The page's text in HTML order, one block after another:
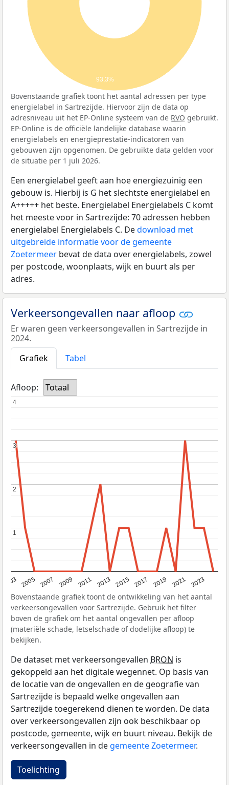
93,3%
Bovenstaande grafiek toont het aantal adressen per type
energielabel in Sartrezijde. Hiervoor zijn de data op
adresniveau uit het EP-Online systeem van de RVO gebruikt.
EP-Online is de officiële landelijke database waarin
energielabels en energieprestatie-indicatoren van
gebouwen zijn opgenomen. De gebruikte data gelden voor
de situatie per 1 juli 2026.
Een energielabel geeft aan hoe energiezuinig een
gebouw is. Hierbij is G het slechtste energielabel en
A+++++ het beste. Energielabel Energielabels C komt
het meeste voor in Sartrezijde: 70 adressen hebben
energielabel Energielabels C. Dedownload met
uitgebreide informatie voor de gemeente
Zoetermeer bevat de data over energielabels, zowel
per postcode, woonplaats, wijk en buurt als per
adres.
Verkeersongevallen naar afloop
Er waren geen verkeersongevallen in Sartrezijde in
2024.
Grafiek
Tabel
Afloop: Totaal
2003 2005 2007 2009 2011 2013 2015 2017 2019 2021 2023
1
1
2
2
3
3
4
4
Bovenstaande grafiek toont de ontwikkeling van het aantal
verkeersongevallen voor Sartrezijde. Gebruik het filter
boven de grafiek om het aantal ongevallen per afloop
(materiële schade, letselschade of dodelijke afloop) te
bekijken.
De dataset met verkeersongevallen BRON is
gekoppeld aan het digitale wegennet. Op basis van
de locatie van de ongevallen en de geografie van
Sartrezijde is bepaald welke ongevallen aan
Sartrezijde toegerekend dienen te worden. De data
over verkeersongevallen zijn ook beschikbaar op
postcode, gemeente, wijk en buurt niveau. Bekijk de
verkeersongevallen in de gemeente Zoetermeer.
Toelichting